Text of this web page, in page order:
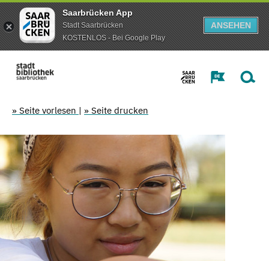
Saarbrücken App
Stadt Saarbrücken
KOSTENLOS - Bei Google Play
ANSEHEN
» Seite vorlesen | » Seite drucken